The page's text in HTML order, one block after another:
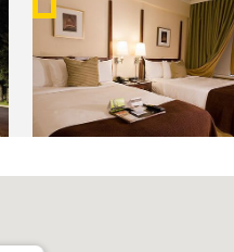
HÔTEL REINE ELIZABETH